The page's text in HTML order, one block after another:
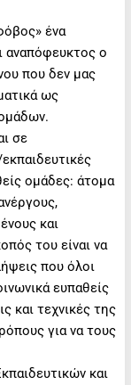
ένα
αναπόφευκτος ο
που δεν μας
ως
σε
ομάδες: άτομα
και
του είναι να
που όλοι
ευπαθείς
και τεχνικές της
για να τους
και